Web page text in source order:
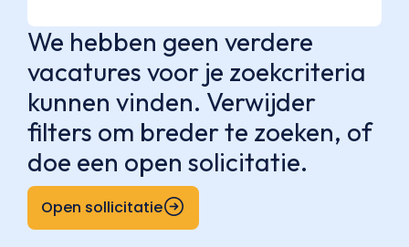
We hebben geen verdere
vacatures voor je zoekcriteria
kunnen vinden. Verwijder
filters om breder te zoeken, of
doe een open solicitatie.
Open sollicitatie